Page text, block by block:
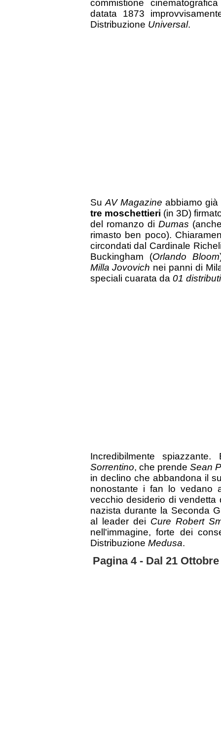
commistione
datata 1873
Distribuzione Universal.
Su AV Magazineabbiamo
tre moschettieri (in 3D)
del romanzo di Dumas
rimasto ben poco).
circondati dal Cardinale
Buckingham (Orlando Bloom
Milla Jovovich nei panni di
speciali cuarata da 01
Incredibilmente
Sorrentino, che prende Sean
in declino che abbandona il
nonostante i fan lo vedano
vecchio desiderio di
nazista durante la Seconda
al leader dei Cure Robert
nell'immagine, forte dei
Distribuzione Medusa.
Pagina 4 - Dal 21 Ottobre